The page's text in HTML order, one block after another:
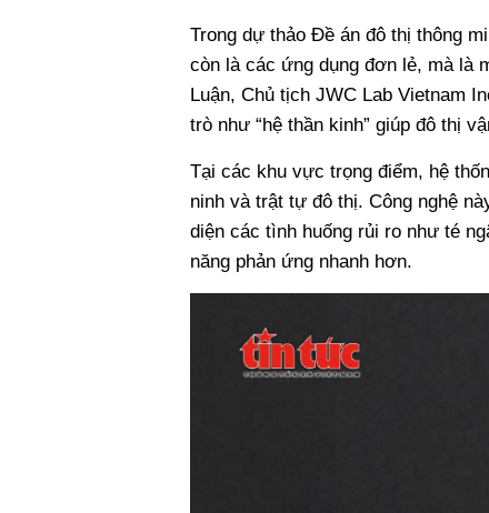
Trong dự thảo Đề án đô thị thông
còn là các ứng dụng đơn lẻ, mà là
Luận, Chủ tịch JWC Lab Vietnam
trò như “hệ thần kinh” giúp đô thị
Tại các khu vực trọng điểm, hệ
ninh và trật tự đô thị. Công nghệ
diện các tình huống rủi ro như té
năng phản ứng nhanh hơn.